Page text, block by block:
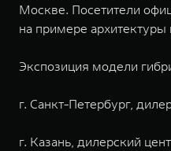
Москве. Посетители
на примере
Экспозиция модели
г. Санкт-Петербург,
г. Казань, дилерский